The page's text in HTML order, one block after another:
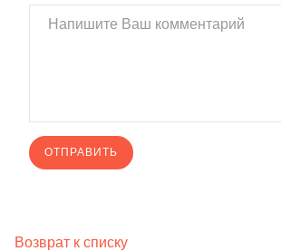
Возврат к списку